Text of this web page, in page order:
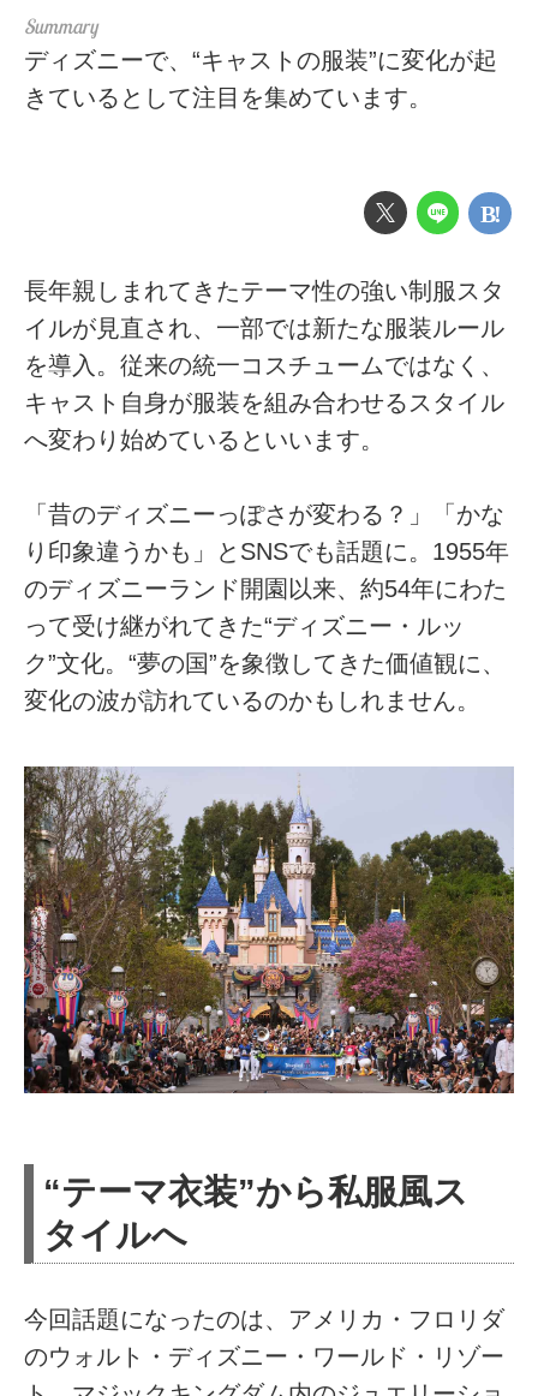
ディズニーで、“キャストの服装”に変化が起
きているとして注目を集めています。
長年親しまれてきたテーマ性の強い制服スタ
イルが見直され、一部では新たな服装ルール
を導入。従来の統一コスチュームではなく、
キャスト自身が服装を組み合わせるスタイル
へ変わり始めているといいます。
「昔のディズニーっぽさが変わる？」「かな
り印象違うかも」とSNSでも話題に。1955年
のディズニーランド開園以来、約54年にわた
って受け継がれてきた“ディズニー・ルッ
ク”文化。“夢の国”を象徴してきた価値観に、
変化の波が訪れているのかもしれません。
“テーマ衣装”から私服風ス
タイルへ
今回話題になったのは、アメリカ・フロリダ
のウォルト・ディズニー・ワールド・リゾー